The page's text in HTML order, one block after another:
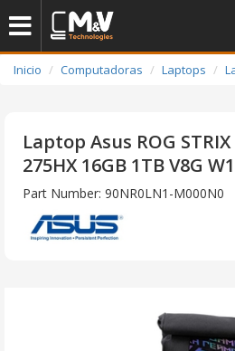
Inicio Computadoras Laptops
Laptop Asus ROG
275HX 16GB 1TB V8G
Part Number: 90NR0LN1-M000N0